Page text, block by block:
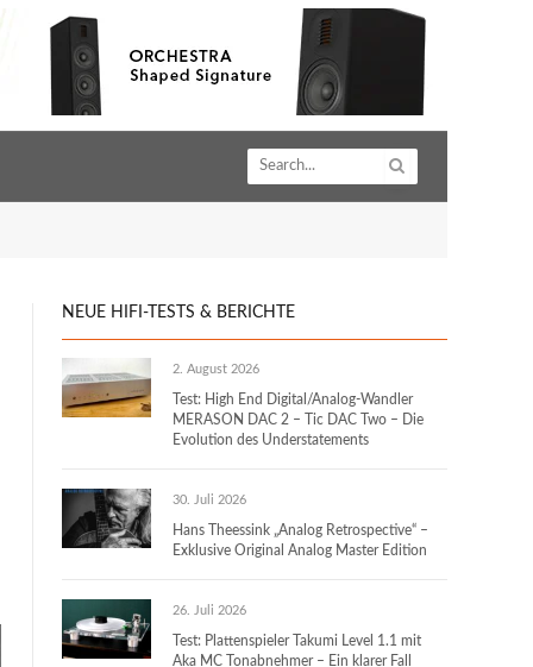
NEUE HIFI-TESTS & BERICHTE
2. August 2026
Test: High End Digital/Analog-Wandler
MERASON DAC 2 – Tic DAC Two – Die
Evolution des Understatements
30. Juli 2026
Hans Theessink „Analog Retrospective“ –
Exklusive Original Analog Master Edition
26. Juli 2026
Test: Plattenspieler Takumi Level 1.1 mit
Aka MC Tonabnehmer – Ein klarer Fall